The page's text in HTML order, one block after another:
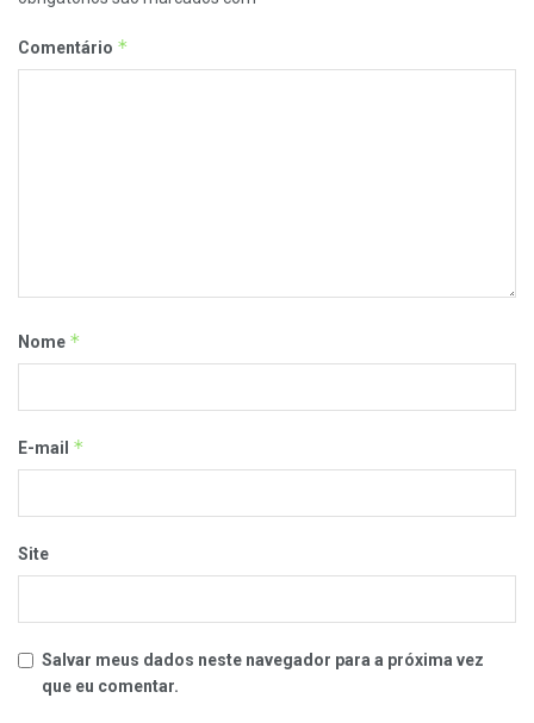
Comentário *
Nome *
E-mail *
Site
Salvar meus dados neste navegador para a próxima vez
que eu comentar.